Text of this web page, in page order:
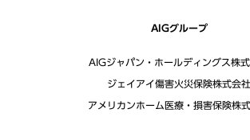
AIGグループ
AIGジャパン・ホールディングス株
ジェイアイ傷害火災保険株式会社
アメリカンホーム医療・損害保険株